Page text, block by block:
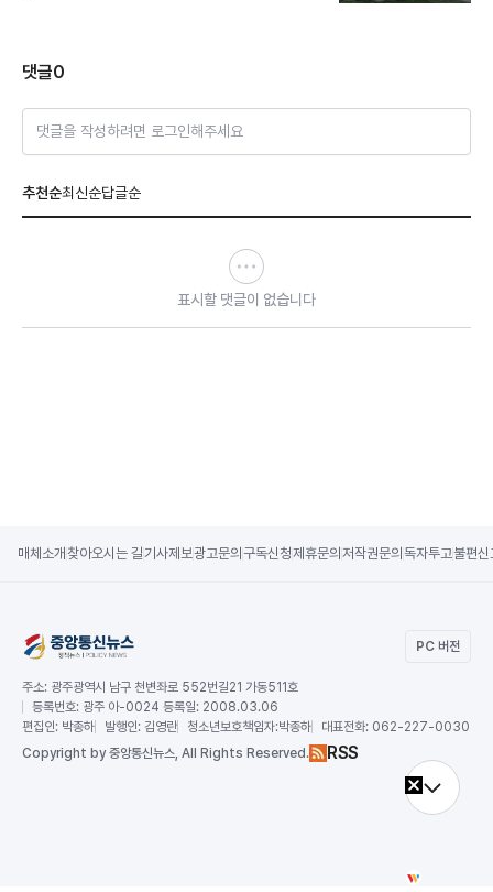
댓글0
댓글을 작성하려면 로그인해주세요
추천순최신순답글순
표시할 댓글이 없습니다
매체소개 찾아오시는 길기사제보광고문의 구독신청제휴문의 저작권문의 독자투고불편신
PC 버전
주소: 광주광역시 남구 천변좌로 552번길21 가동511호
등록번호: 광주 아-0024 등록일: 2008.03.06
편집인: 박종하 발행인: 김영란 청소년보호책임자:박종하 대표전화: 062-227-0030
Copyright by 중앙통신뉴스, All Rights Reserved. RSS